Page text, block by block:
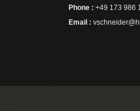
Phone : +49 173 986
Email :